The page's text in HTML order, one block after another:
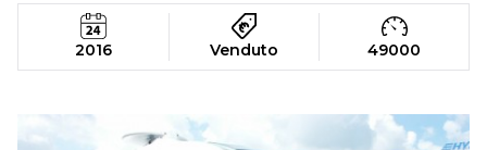
2016 Venduto 49000